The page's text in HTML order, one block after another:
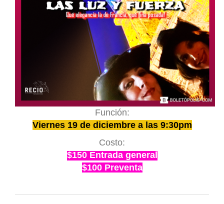
Función:
Viernes 19 de diciembre a las 9:30pm
Costo:
$150 Entrada general
$100 Preventa